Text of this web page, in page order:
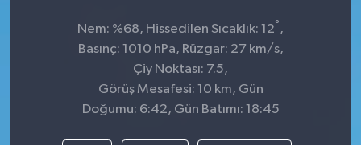
Nem: %68, Hissedilen Sıcaklık: 12° ,
Basınç: 1010 hPa, Rüzgar: 27 km/s,
Çiy Noktası: 7.5,
Görüş Mesafesi: 10 km, Gün
Doğumu: 6:42, Gün Batımı: 18:45